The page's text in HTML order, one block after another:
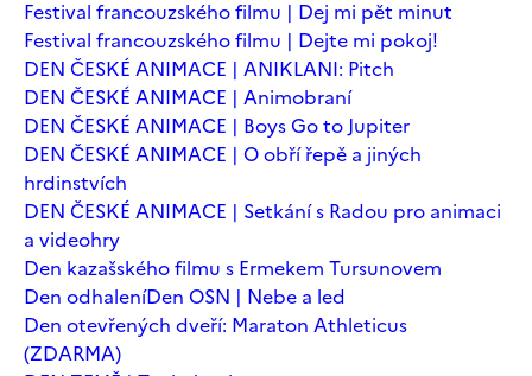
Festival francouzského filmu | Dej mi pět minut
Festival francouzského filmu | Dejte mi pokoj!
DEN ČESKÉ ANIMACE | ANIKLANI: Pitch
DEN ČESKÉ ANIMACE | Animobraní
DEN ČESKÉ ANIMACE | Boys Go to Jupiter
DEN ČESKÉ ANIMACE | O obří řepě a jiných
hrdinstvích
DEN ČESKÉ ANIMACE | Setkání s Radou pro animaci
a videohry
Den kazašského filmu s Ermekem Tursunovem
Den odhaleníDen OSN | Nebe a led
Den otevřených dveří: Maraton Athleticus
(ZDARMA)